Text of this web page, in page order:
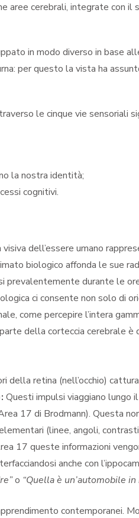
aree cerebrali, integrate con
in modo diverso in base
per questo la vista ha
le cinque vie sensoriali
la nostra identità;
cognitivi.
dell’essere umano
biologico affonda le sue
prevalentemente durante le
ci consente non solo di
come percepire l’intera
della corteccia cerebrale è
della retina (nell’occhio)
Questi impulsi viaggiano lungo
17 di Brodmann). Questa
(linee, angoli,
17 queste informazioni
anche con
o “Quella è un’automobile
contemporanei.